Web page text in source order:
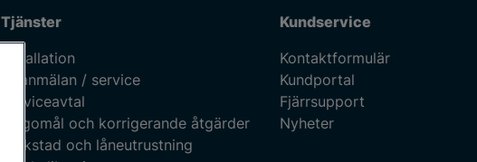
Tjänster
Installation
Felanmälan / service
Serviceavtal
Klagomål och korrigerande åtgärder
Verkstad och låneutrustning
Kundservice
Kontaktformulär
Kundportal
Fjärrsupport
Nyheter